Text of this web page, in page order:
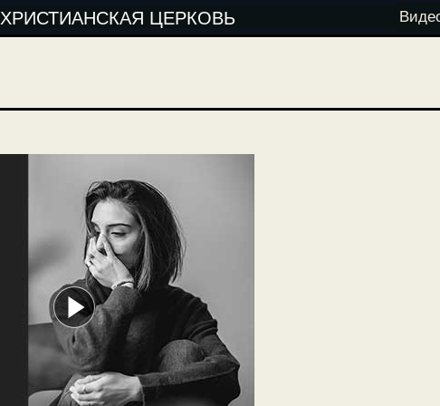
ХРИСТИАНСКАЯ ЦЕРКОВЬ